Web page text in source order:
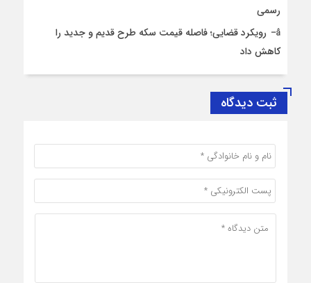
رسمی
رویکرد قضایی؛ فاصله قیمت سکه طرح قدیم و جدید را
کاهش داد
ثبت دیدگاه